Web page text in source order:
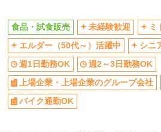
上場企業・上場企業のグループ会
社
車通
扶養内勤務OK
食品・試食販売 未経験歓迎
ミ
エルダー（50代～）活躍中
シニ
週1日勤務OK
週2～3日勤務OK
上場企業・上場企業のグループ会社
バイク通勤OK